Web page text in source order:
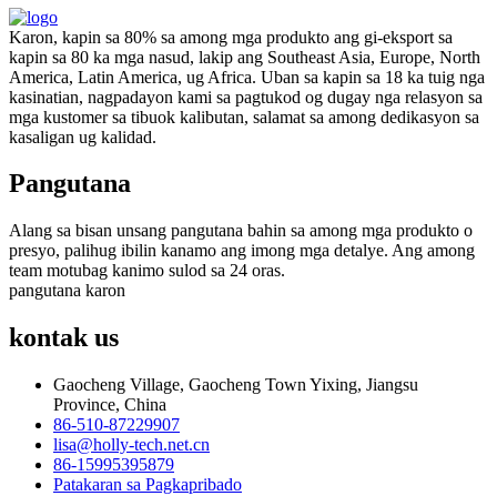
Karon, kapin sa 80% sa among mga produkto ang gi-eksport sa
kapin sa 80 ka mga nasud, lakip ang Southeast Asia, Europe, North
America, Latin America, ug Africa. Uban sa kapin sa 18 ka tuig nga
kasinatian, nagpadayon kami sa pagtukod og dugay nga relasyon sa
mga kustomer sa tibuok kalibutan, salamat sa among dedikasyon sa
kasaligan ug kalidad.
Pangutana
Alang sa bisan unsang pangutana bahin sa among mga produkto o
presyo, palihug ibilin kanamo ang imong mga detalye. Ang among
team motubag kanimo sulod sa 24 oras.
pangutana karon
kontakus
Gaocheng Village, Gaocheng Town Yixing, Jiangsu
Province, China
86-510-87229907
lisa@holly-tech.net.cn
86-15995395879
Patakaran sa Pagkapribado